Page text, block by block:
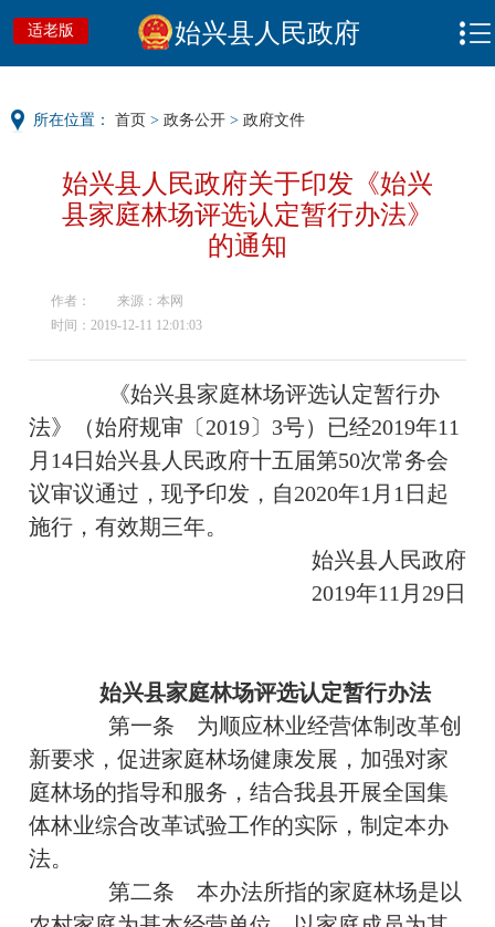
适老版 始兴县人民政府
所在位置： 首页 > 政务公开 > 政府文件
始兴县人民政府关于印发《始兴
县家庭林场评选认定暂行办法》
的通知
作者：
来源：本网
时间：2019-12-11 12:01:03
《始兴县家庭林场评选认定暂行办
法》（始府规审〔2019〕3号）已经2019年11
月14日始兴县人民政府十五届第50次常务会
议审议通过，现予印发，自2020年1月1日起
施行，有效期三年。
始兴县人民政府
2019年11月29日
始兴县家庭林场评选认定暂行办法
第一条
为顺应林业经营体制改革创
新要求，促进家庭林场健康发展，加强对家
庭林场的指导和服务，结合我县开展全国集
体林业综合改革试验工作的实际，制定本办
法。
第二条 本办法所指的家庭林场是以